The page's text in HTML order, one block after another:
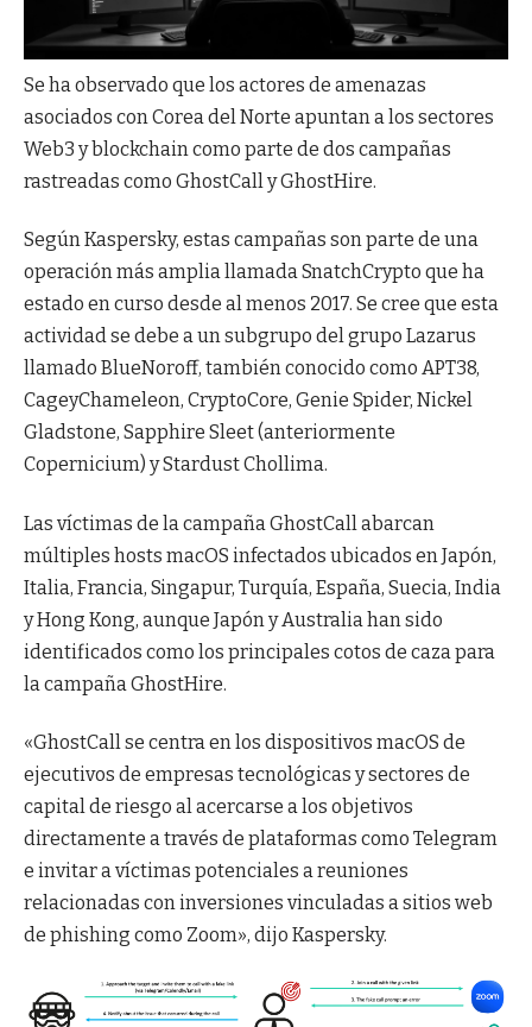
Se ha observado que los actores de amenazas
asociados con Corea del Norte apuntan a los sectores
Web3 y blockchain como parte de dos campañas
rastreadas como GhostCall y GhostHire.
Según Kaspersky, estas campañas son parte de una
operación más amplia llamada SnatchCrypto que ha
estado en curso desde al menos 2017. Se cree que esta
actividad se debe a un subgrupo del grupo Lazarus
llamado BlueNoroff, también conocido como APT38,
CageyChameleon, CryptoCore, Genie Spider, Nickel
Gladstone, Sapphire Sleet (anteriormente
Copernicium) y Stardust Chollima.
Las víctimas de la campaña GhostCall abarcan
múltiples hosts macOS infectados ubicados en Japón,
Italia, Francia, Singapur, Turquía, España, Suecia, India
y Hong Kong, aunque Japón y Australia han sido
identificados como los principales cotos de caza para
la campaña GhostHire.
«GhostCall se centra en los dispositivos macOS de
ejecutivos de empresas tecnológicas y sectores de
capital de riesgo al acercarse a los objetivos
directamente a través de plataformas como Telegram
e invitar a víctimas potenciales a reuniones
relacionadas con inversiones vinculadas a sitios web
de phishing como Zoom», dijo Kaspersky.